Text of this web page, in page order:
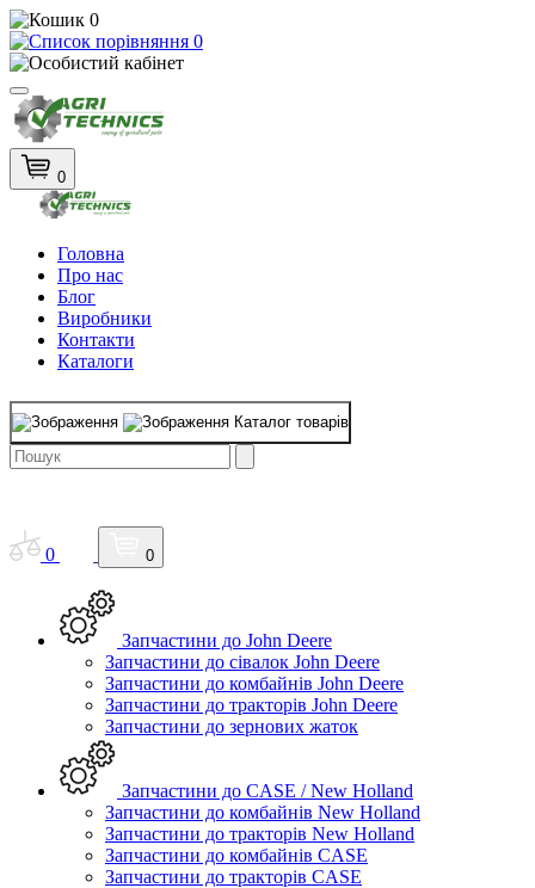
0
0
0
Головна
Про нас
Блог
Виробники
Контакти
Каталоги
Каталог товарів
0 0
Запчастини до John Deere
Запчастини до сівалок John Deere
Запчастини до комбайнів John Deere
Запчастини до тракторів John Deere
Запчастини до зернових жаток
Запчастини до CASE / New Holland
Запчастини до комбайнів New Holland
Запчастини до тракторів New Holland
Запчастини до комбайнів CASE
Запчастини до тракторів CASE